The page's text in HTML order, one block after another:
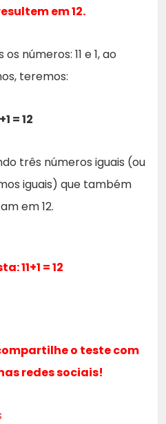
em 12.
números: 11 e 1, ao
teremos:
= 12
três números iguais (ou
iguais) que também
em 12.
11+1 = 12
o teste com
redes sociais!